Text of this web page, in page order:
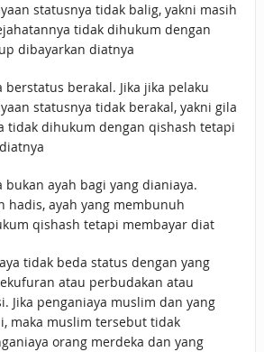
statusnya tidak balig, yakni masih
tidak dihukum dengan
dibayarkan diatnya
berstatus berakal. Jika jika pelaku
statusnya tidak berakal, yakni gila
tidak dihukum dengan qishash tetapi
bukan ayah bagi yang dianiaya.
hadis, ayah yang membunuh
qishash tetapi membayar diat
tidak beda status dengan yang
atau perbudakan atau
Jika penganiaya muslim dan yang
maka muslim tersebut tidak
orang merdeka dan yang